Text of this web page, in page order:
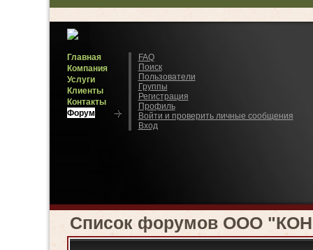
Главная
Компания
Услуги
Клиенты
Контакты
Форум
FAQ
Поиск
Пользователи
Группы
Регистрация
Профиль
Войти и проверить личные сообщения
Вход
Список форумов ООО